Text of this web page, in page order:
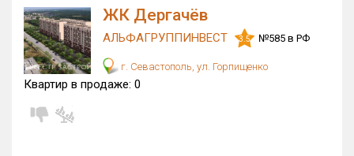
ЖК Дергачёв
АЛЬФАГРУППИНВЕСТ 3.5 №585 в РФ
г. Севастополь, ул. Горпищенко
Квартир в продаже: 0